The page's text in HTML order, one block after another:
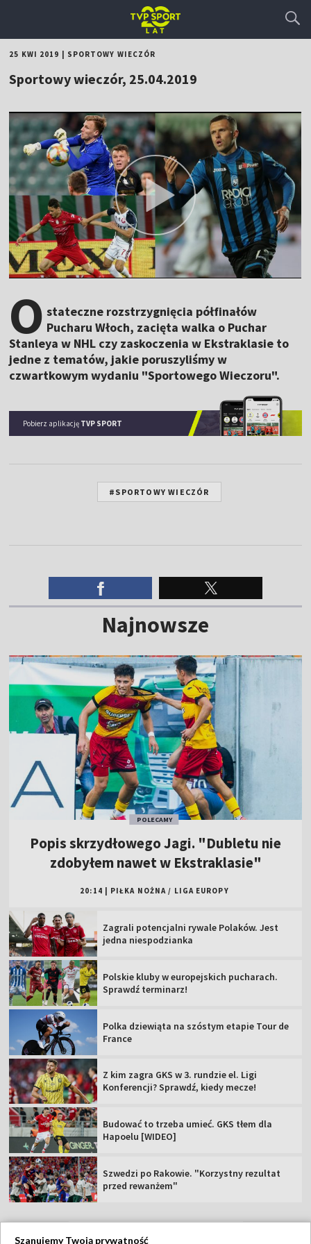
25 KWI 2019 SPORTOWY WIECZÓR
Sportowy wieczór, 25.04.2019
O stateczne rozstrzygnięcia półfinałów
Pucharu Włoch, zacięta walka o Puchar
Stanleya w NHL czy zaskoczenia w Ekstraklasie to
jedne z tematów, jakie poruszyliśmy w
czwartkowym wydaniu "Sportowego Wieczoru".
Pobierz aplikację TVP SPORT
#SPORTOWY WIECZÓR
Najnowsze
POLECAMY
Popis skrzydłowego Jagi. "Dubletu nie
zdobyłem nawet w Ekstraklasie"
20:14 PIŁKA NOŻNA / LIGA EUROPY
Zagrali potencjalni rywale Polaków. Jest
jedna niespodzianka
Polskie kluby w europejskich pucharach.
Sprawdź terminarz!
Polka dziewiąta na szóstym etapie Tour de
France
Z kim zagra GKS w 3. rundzie el. Ligi
Konferencji? Sprawdź, kiedy mecze!
Budować to trzeba umieć. GKS tłem dla
Hapoelu [WIDEO]
Szwedzi po Rakowie. "Korzystny rezultat
przed rewanżem"
Szanujemy Twoją prywatność